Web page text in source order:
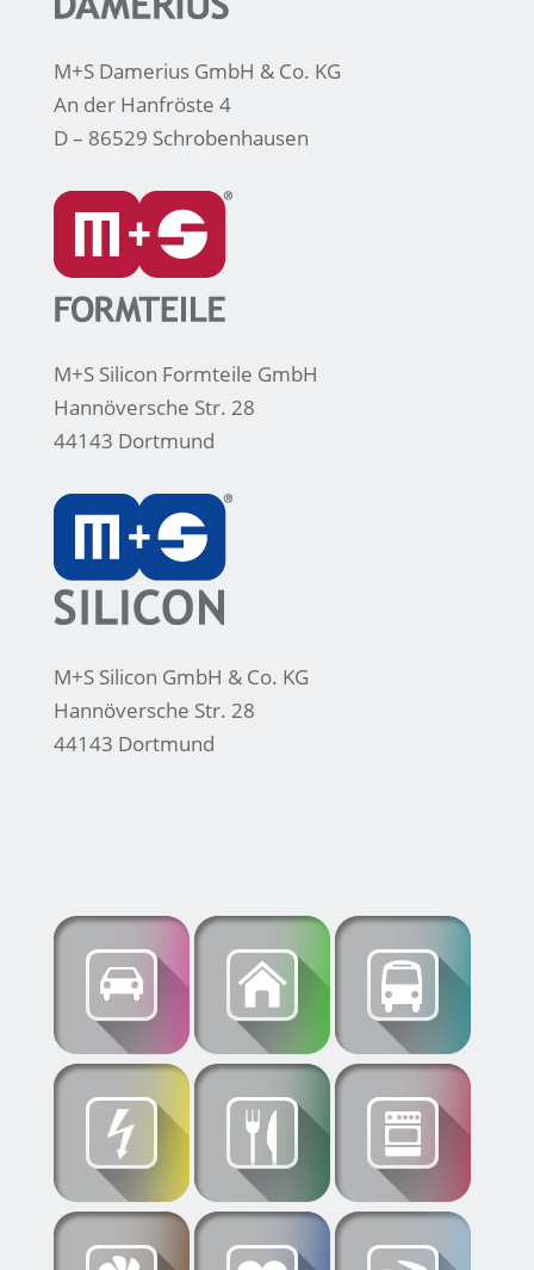
M+S Damerius GmbH & Co. KG
An der Hanfröste 4
D – 86529 Schrobenhausen
M+S Silicon Formteile GmbH
Hannöversche Str. 28
44143 Dortmund
M+S Silicon GmbH & Co. KG
Hannöversche Str. 28
44143 Dortmund